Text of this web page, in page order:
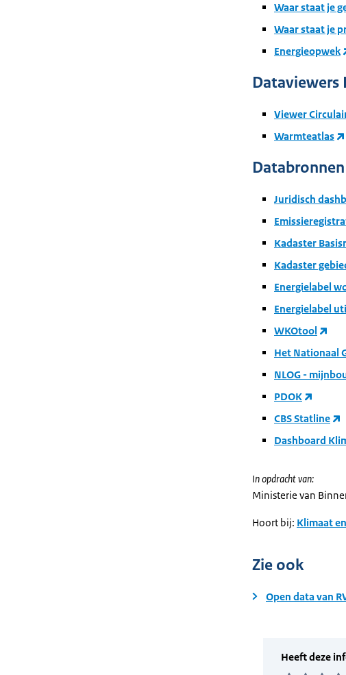
Waar staat je
Waar staat je
Energieopwek
Dataviewers
Viewer
Warmteatlas
Databronnen
Juridisch
Kadaster
Kadaster
Energielabel
Energielabel
WKOtool
Het Nationaal
NLOG -
PDOK
CBS Statline
Dashboard
In opdracht van:
Ministerie van
Hoort bij: Klimaat
Zie ook
Open data van